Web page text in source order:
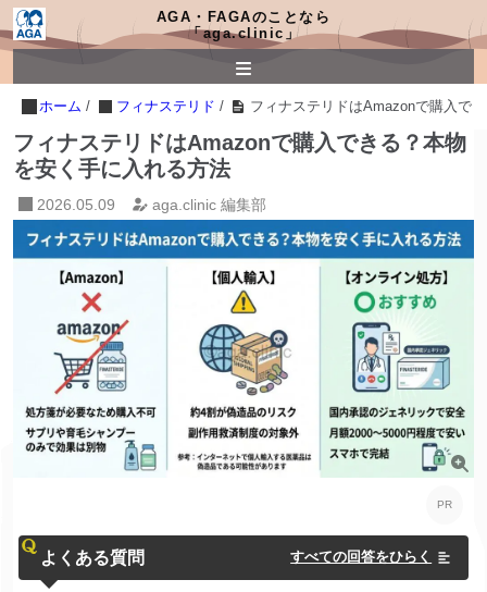
AGA・FAGAのことなら
「aga.clinic」
ホーム / フィナステリド / フィナステリドはAmazonで購入で
フィナステリドはAmazonで購入できる？本物
を安く手に入れる方法
2026.05.09 aga.clinic 編集部
よくある質問 すべての回答をひらく